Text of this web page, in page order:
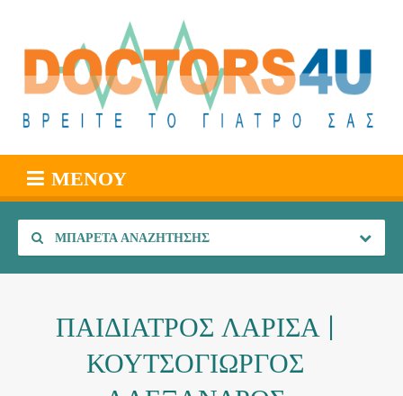
ΜΕΝΟΎ
ΜΠΑΡΈΤΑ ΑΝΑΖΉΤΗΣΗΣ
ΠΑΙΔΙΑΤΡΟΣ ΛΑΡΙΣΑ |
ΚΟΥΤΣΟΓΙΩΡΓΟΣ